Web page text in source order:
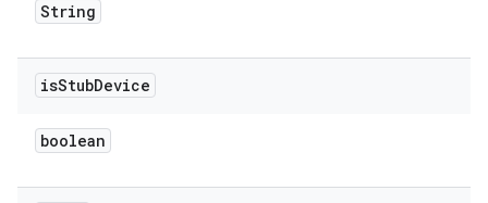
String
isStubDevice
boolean